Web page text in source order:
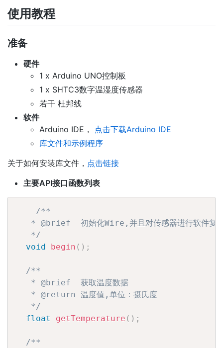
使用教程
准备
硬件
1 x Arduino UNO控制板
1 x SHTC3数字温湿度传感器
若干 杜邦线
软件
Arduino IDE， 点击下载Arduino IDE
库文件和示例程序
关于如何安装库文件， 点击链接
主要API接口函数列表
/**
* @brief  初始化Wire,并且对传感器进行软件复
   */
void
begin ( ) ;
/**
   * @brief  获取温度数据
   * @return 温度值,单位：摄氏度
   */
float
getTemperature ( ) ;
/**